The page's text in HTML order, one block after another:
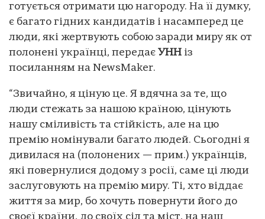
готується отримати цю нагороду. На її думку,
є багато гідних кандидатів і насамперед це
люди, які жертвують собою заради миру як от
полонені українці, передає УНН із
посиланням на NewsMaker.
“Звичайно, я ціную це. Я вдячна за те, що
люди стежать за нашою країною, цінують
нашу сміливість та стійкість, але на цю
премію номінували багато людей. Сьогодні я
дивилася на (полонених — прим.) українців,
які повернулися додому з росії, саме ці люди
заслуговують на премію миру. Ті, хто віддає
життя за мир, бо хочуть повернути його до